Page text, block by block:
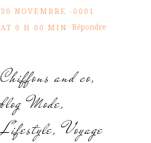
30 NOVEMBRE -0001
AT 0 H 00 MIN Répondre
Chiffons and co,
blog Mode,
Lifestyle, Voyage